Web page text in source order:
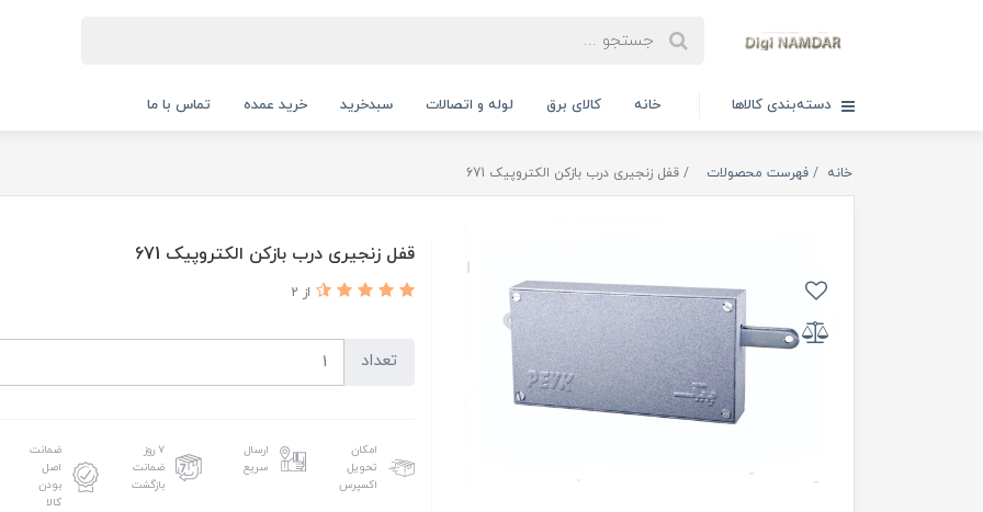
دسته‌بندی کالاها خانه کالای برق لوله و اتصالات سبدخرید خرید عمده تماس با ما
خانه فهرست محصولات قفل زنجیری درب بازکن الکتروپیک 671
قفل زنجیری درب بازکن الکتروپیک 671
از 2
تعداد
امکان
تحویل
اکسپرس
ارسال
سریع
۷ روز
ضمانت
بازگشت
ضمانت
اصل
بودن
کالا